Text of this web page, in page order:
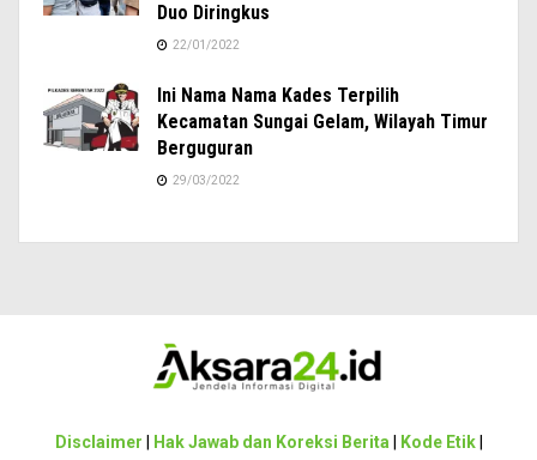
Duo Diringkus
22/01/2022
Ini Nama Nama Kades Terpilih
Kecamatan Sungai Gelam, Wilayah Timur
Berguguran
29/03/2022
Disclaimer Hak Jawab dan Koreksi Berita| Kode Etik|